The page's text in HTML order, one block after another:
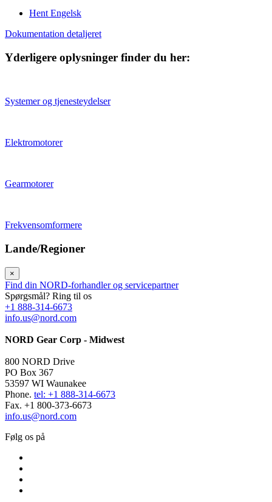
Hent Engelsk
Dokumentation detaljeret
Yderligere oplysninger finder du her:
Systemer og tjenesteydelser
Elektromotorer
Gearmotorer
Frekvensomformere
Lande/Regioner
×
Find din NORD-forhandler og servicepartner
Spørgsmål? Ring til os
+1 888-314-6673
info.us@nord.com
NORD Gear Corp - Midwest
800 NORD Drive
PO Box 367
53597 WI Waunakee
Phone. tel: +1 888-314-6673
Fax. +1 800-373-6673
info.us@nord.com
Følg os på